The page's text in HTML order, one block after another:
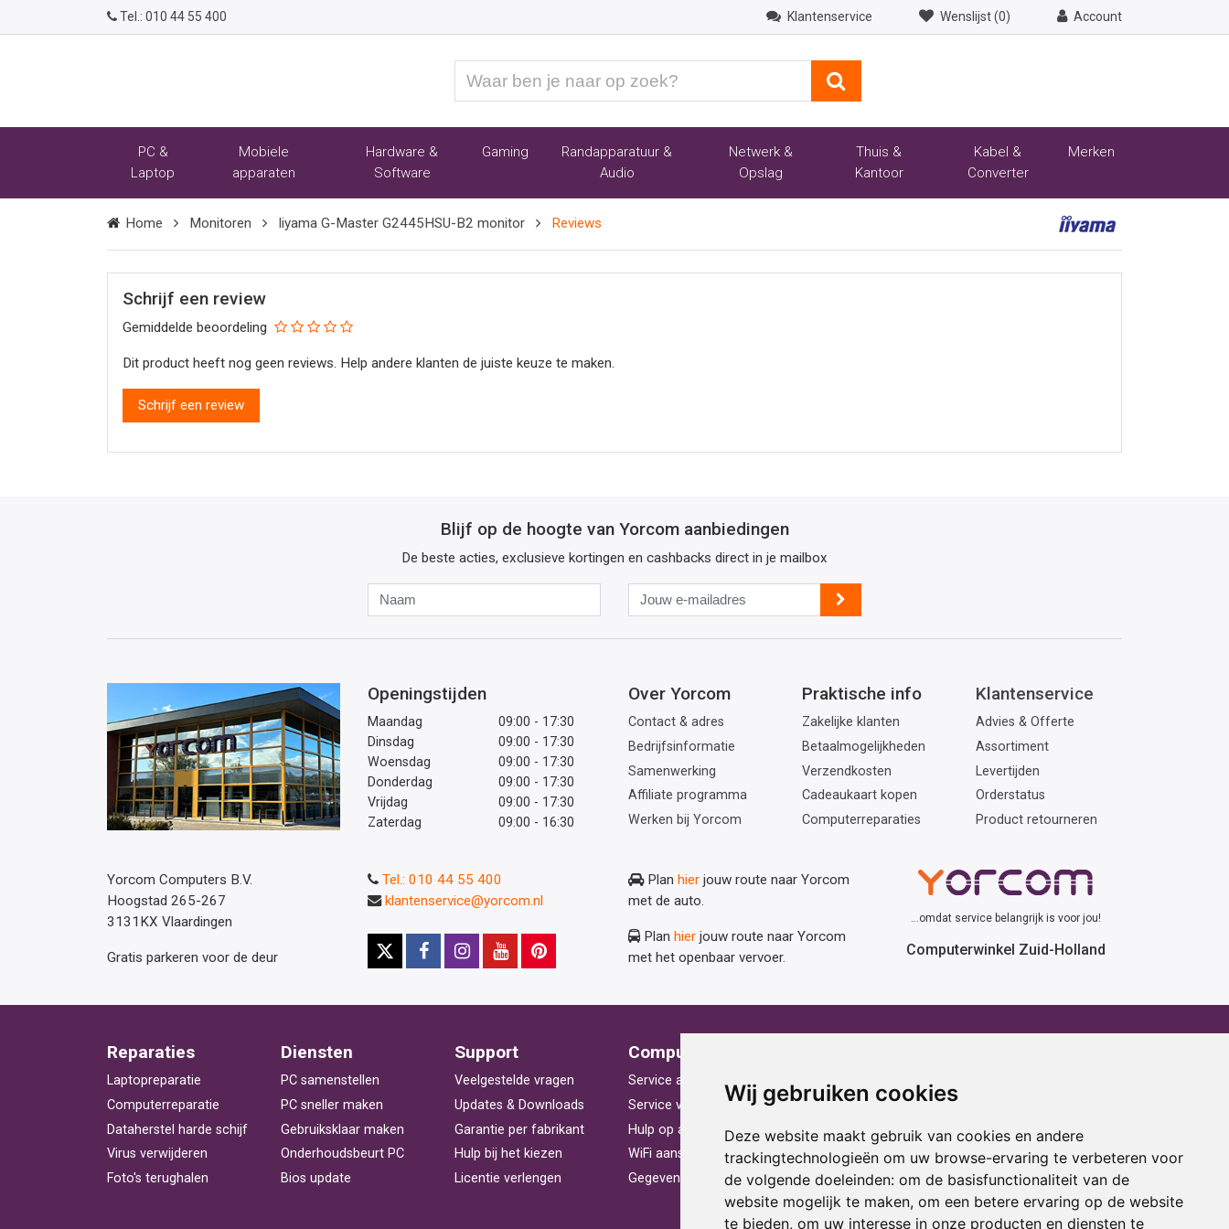
Wij gebruiken cookies
Deze website maakt gebruik van cookies en andere
trackingtechnologieën om uw browse-ervaring te verbeteren voor
de volgende doeleinden: om de basisfunctionaliteit van de
website mogelijk te maken, om een betere ervaring op de website
te bieden, om uw interesse in onze producten en diensten te
Tel.: 010 44 55 400 Klantenservice Wenslijst (0) Account
ben
naar
PC &
Laptop
Mobiele
apparaten
Hardware &
Software
Gaming
Randapparatuur &
Audio
Netwerk &
Opslag
Thuis &
Kantoor
Kabel &
Converter
Merken
Home Monitoren Iiyama G-Master G2445HSU-B2 monitor Reviews
Schrijf een review
Gemiddelde beoordeling
Dit product heeft nog geen reviews. Help andere klanten de juiste keuze te maken.
Schrijf een review
Blijf op de hoogte van Yorcom aanbiedingen
De beste acties, exclusieve kortingen en cashbacks direct in je mailbox
Jouw
e-
mailadres
Openingstijden
Maandag
09:00 - 17:30
Dinsdag
09:00 - 17:30
Woensdag
09:00 - 17:30
Donderdag
09:00 - 17:30
Vrijdag
09:00 - 17:30
Zaterdag
09:00 - 16:30
Over Yorcom
Contact & adres
Bedrijfsinformatie
Samenwerking
Affiliate programma
Werken bij Yorcom
Praktische info
Zakelijke klanten
Betaalmogelijkheden
Verzendkosten
Cadeaukaart kopen
Computerreparaties
Klantenservice
Advies & Offerte
Assortiment
Levertijden
Orderstatus
Product retourneren
Yorcom Computers B.V.
Hoogstad 265-267
3131KX Vlaardingen
Gratis parkeren voor de deur
Plan hier jouw route naar Yorcom
met de auto.
Plan hier jouw route naar Yorcom
met het openbaar vervoer.
Tel.: 010 44 55 400
klantenservice@yorcom.nl
...omdat service belangrijk is voor jou!
Computerwinkel Zuid-Holland
Reparaties
Laptopreparatie
Computerreparatie
Dataherstel harde schijf
Virus verwijderen
Foto's terughalen
Diensten
PC samenstellen
PC sneller maken
Gebruiksklaar maken
Onderhoudsbeurt PC
Bios update
Support
Veelgestelde vragen
Updates & Downloads
Garantie per fabrikant
Hulp bij het kiezen
Licentie verlengen
Computerhulp
Service aan huis
Service voor bedrijven
Hulp op afstand
WiFi aansluiten
Gegevens herstellen
Statafel huren
Laptop huren
Beamer huren
Racestoel huren
Projectiescherm huren
Cadeau ideeën
Print service
Kortingscode